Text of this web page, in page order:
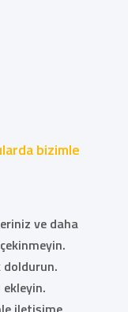
bizimle
ve daha